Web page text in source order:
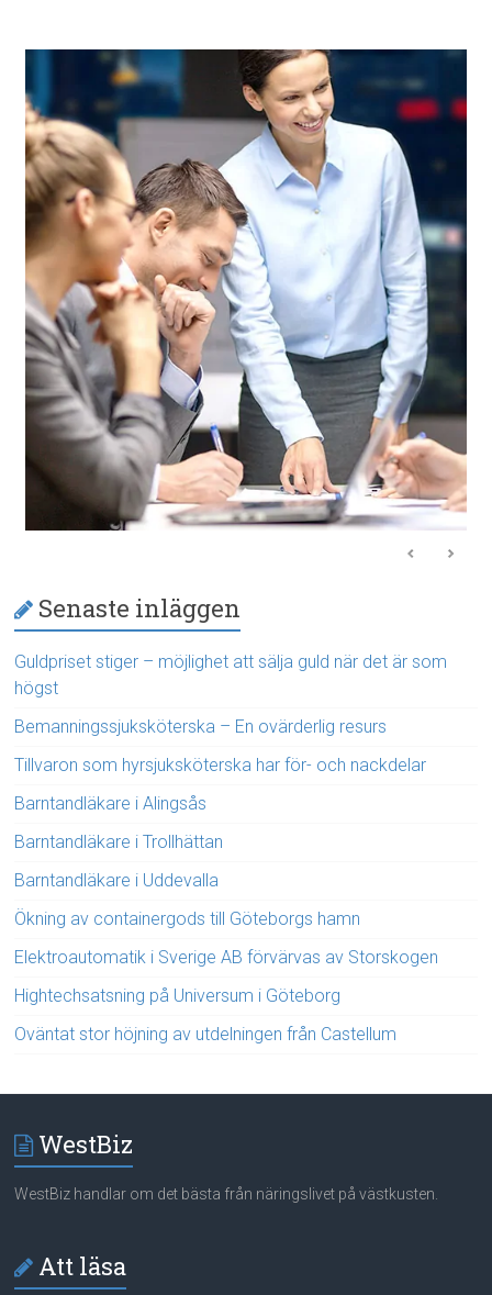
Senaste inläggen
Guldpriset stiger – möjlighet att sälja guld när det är som
högst
Bemanningssjuksköterska – En ovärderlig resurs
Tillvaron som hyrsjuksköterska har för- och nackdelar
Barntandläkare i Alingsås
Barntandläkare i Trollhättan
Barntandläkare i Uddevalla
Ökning av containergods till Göteborgs hamn
Elektroautomatik i Sverige AB förvärvas av Storskogen
Hightechsatsning på Universum i Göteborg
Oväntat stor höjning av utdelningen från Castellum
WestBiz
WestBiz handlar om det bästa från näringslivet på västkusten.
Att läsa